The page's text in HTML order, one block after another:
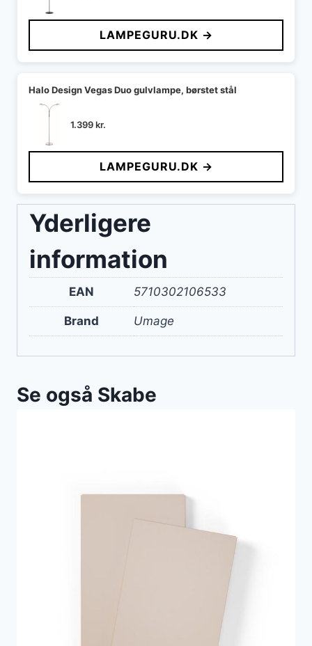
LAMPEGURU.DK →
Halo Design Vegas Duo gulvlampe, børstet stål
1.399kr.
LAMPEGURU.DK →
Yderligere
information
EAN 5710302106533
Brand Umage
Se også Skabe